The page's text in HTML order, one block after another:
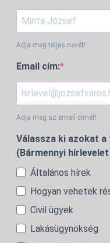
Adja meg teljes nevét!
Email cím:
Adja meg az email címét!
Válassza ki azokat
(Bármennyi
Általános hírek
Hogyan vehetek
Civil ügyek
Lakásügynökség